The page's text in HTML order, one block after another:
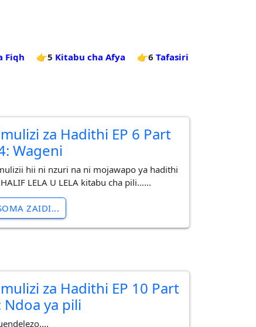
Fiqh 👉5 Kitabu cha Afya 👉6 Tafasiri
za Hadithi EP 6 Part
Wageni
hii ni nzuri na ni mojawapo ya hadithi
LELA U LELA kitabu cha pili......
ZAIDI...
za Hadithi EP 10 Part
Ndoa ya pili